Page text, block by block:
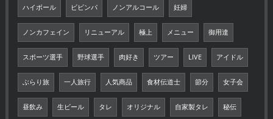
ハイボール ビビンパ ノンアルコール 妊婦
ノンカフェイン リニューアル 極上 メニュー 御用達
スポーツ選手 野球選手 肉好き ツアー LIVE アイドル
ぶらり旅 一人旅行 人気商品 食材伝道士 節分 女子会
昼飲み 生ビール タレ オリジナル 自家製タレ 秘伝